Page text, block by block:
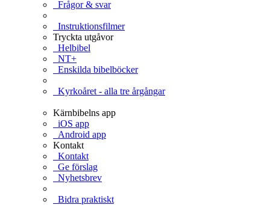
Frågor & svar
Instruktionsfilmer
Tryckta utgåvor
Helbibel
NT+
Enskilda bibelböcker
Kyrkoåret - alla tre årgångar
Kärnbibelns app
iOS app
Android app
Kontakt
Kontakt
Ge förslag
Nyhetsbrev
Bidra praktiskt